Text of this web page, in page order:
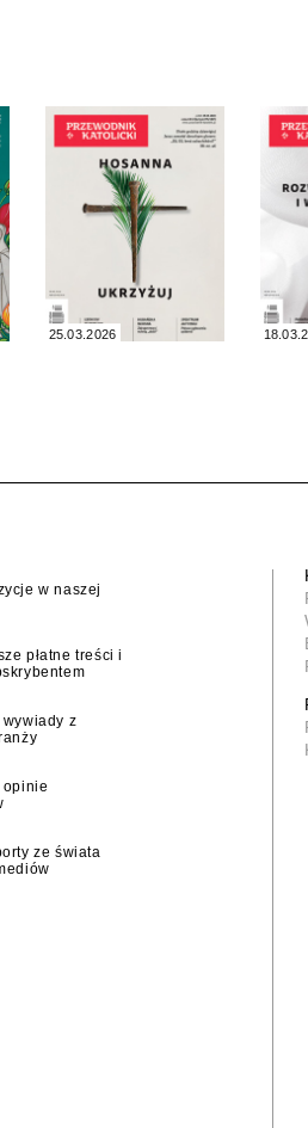
25.03.2026
w naszej
płatne treści i
wywiady z
opinie
ze świata